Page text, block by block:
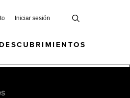
Iniciar sesión
DESCUBRIMIENTOS